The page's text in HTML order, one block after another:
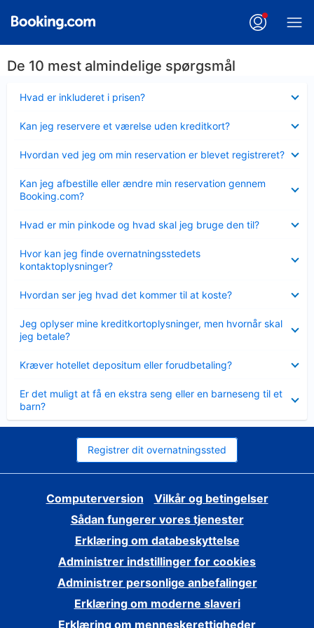
De 10 mest almindelige spørgsmål
Hvad er inkluderet i prisen?
Kan jeg reservere et værelse uden kreditkort?
Hvordan ved jeg om min reservation er blevet registreret?
Kan jeg afbestille eller ændre min reservation gennem
Booking.com?
Hvad er min pinkode og hvad skal jeg bruge den til?
Hvor kan jeg finde overnatningsstedets
kontaktoplysninger?
Hvordan ser jeg hvad det kommer til at koste?
Jeg oplyser mine kreditkortoplysninger, men hvornår skal
jeg betale?
Kræver hotellet depositum eller forudbetaling?
Er det muligt at få en ekstra seng eller en barneseng til et
barn?
Registrer dit overnatningssted
Computerversion
Vilkår og betingelser
Sådan fungerer vores tjenester
Erklæring om databeskyttelse
Administrer indstillinger for cookies
Administrer personlige anbefalinger
Erklæring om moderne slaveri
Erklæring om menneskerettigheder